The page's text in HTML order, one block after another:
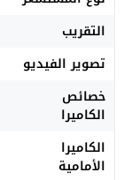
التقريب
تصوير الفيديو
خصائص
الكاميرا
الكاميرا
الأمامية